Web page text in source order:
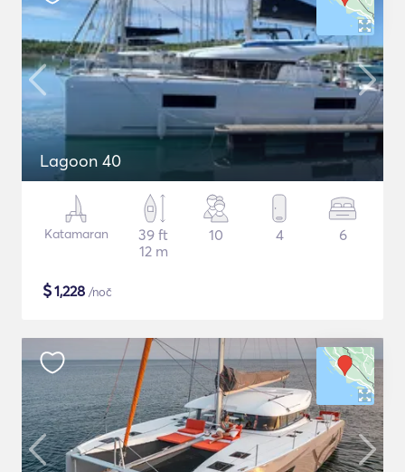
Lagoon 40
Katamaran
39 ft
12 m
10 4 6
$1,228 /noč